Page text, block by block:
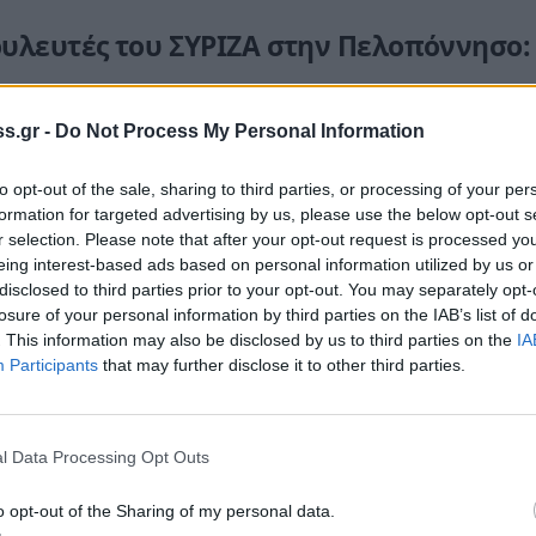
- Do Not Process My Personal Information
opt-out of the sale, sharing to third parties, or processing of your
for targeted advertising by us, please use the below opt-out
selection. Please note that after your opt-out request is processed
interest-based ads based on personal information utilized by us
to third parties prior to your opt-out. You may separately
of your personal information by third parties on the IAB’s list of
This information may also be disclosed by us to third parties on the
Participants that may further disclose it to other third parties.
Data Processing Opt Outs
opt-out of the Sharing of my personal data.
του ΣΥΡΙΖΑ στην Πελοπόννησο:
αναλυτής, στεγαστική πολιτική
ΕΛΑΣ
ΕΦΚΑ